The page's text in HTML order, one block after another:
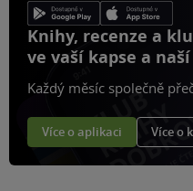
Knihy, recenze a
ve vaší kapse a
Každý měsíc společně
Více o aplikaci Více o